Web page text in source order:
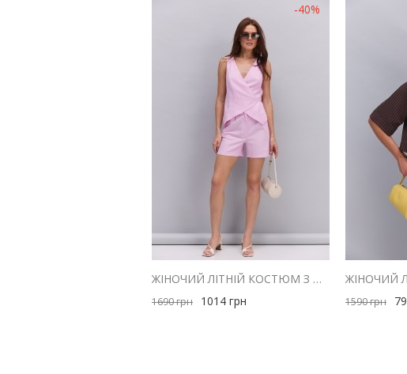
-40%
ЖІНОЧИЙ ЛІТНІЙ КОСТЮМ З ШОРТАМИ І ЖИЛЕТОМ З ЛЬОНУ РОЖЕВИЙ
1690грн 1014 грн 1590грн